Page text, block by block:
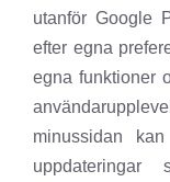
utanför Google
efter egna
egna funktioner
minussidan